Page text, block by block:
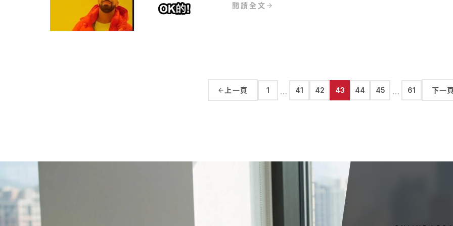
閱讀全文
上一頁 1 … 41 42 43 44 45 … 61 下一